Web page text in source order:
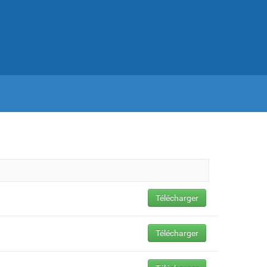
Télécharger
Télécharger